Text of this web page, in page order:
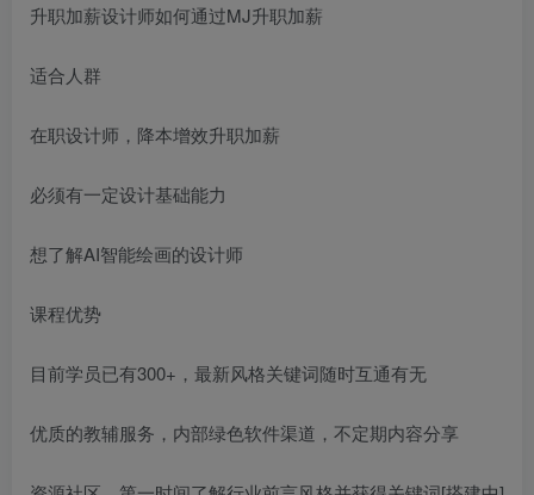
升职加薪设计师如何通过MJ升职加薪
适合人群
在职设计师，降本增效升职加薪
必须有一定设计基础能力
想了解AI智能绘画的设计师
课程优势
目前学员已有300+，最新风格关键词随时互通有无
优质的教辅服务，内部绿色软件渠道，不定期内容分享